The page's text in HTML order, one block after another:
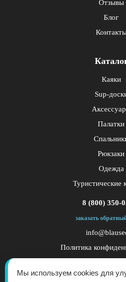
Отзывы
Блог
Каяки
Sup-
Палатки
Рюкзаки
Одежда
Туристические
8 (800) 350-
заказать
Политика
Мы используем cookies для